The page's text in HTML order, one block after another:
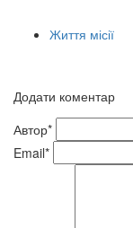
Життя місії
Додати коментар
Автор*
Email*